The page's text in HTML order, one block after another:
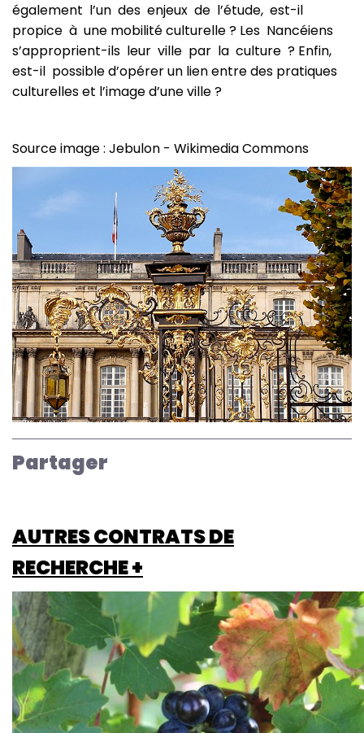
également l’un des enjeux de l’étude, est-il
propice à une mobilité culturelle ? Les Nancéiens
s’approprient-ils leur ville par la culture ? Enfin,
est-il possible d’opérer un lien entre des pratiques
culturelles et l’image d’une ville ?
Source image : Jebulon - Wikimedia Commons
Partager
AUTRES CONTRATS DE
RECHERCHE +